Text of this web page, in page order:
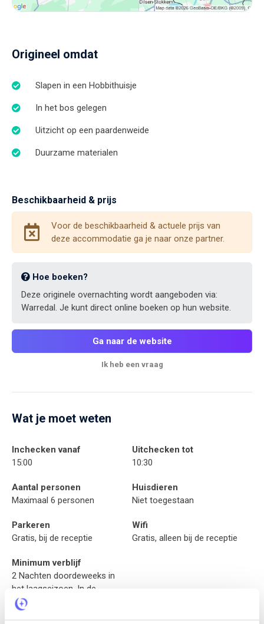
Origineel omdat
Slapen in een Hobbithuisje
In het bos gelegen
Uitzicht op een paardenweide
Duurzame materialen
Beschikbaarheid & prijs
Voor de beschikbaarheid & actuele prijs van
deze accommodatie ga je naar onze partner.
Hoe boeken?
Deze originele overnachting wordt aangeboden via:
Warredal. Je kunt direct online boeken op hun website.
Ga naar de website
Ik heb een vraag
Wat je moet weten
Inchecken vanaf
15:00
Uitchecken tot
10:30
Aantal personen
Maximaal 6 personen
Huisdieren
Niet toegestaan
Parkeren
Gratis, bij de receptie
Wifi
Gratis, alleen bij de receptie
Minimum verblijf
2 Nachten doordeweeks in
het laagseizoen. In de
weekenden en